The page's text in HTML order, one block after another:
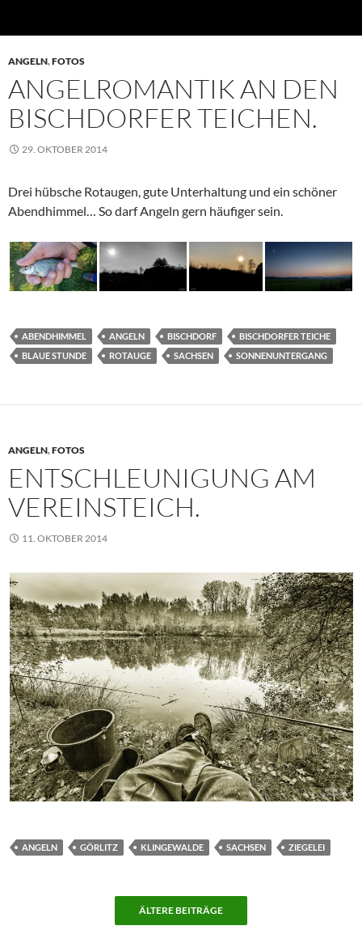
ANGELN,FOTOS
ANGELROMANTIK AN DEN
BISCHDORFER TEICHEN.
29. OKTOBER 2014
Drei hübsche Rotaugen, gute Unterhaltung und ein schöner
Abendhimmel… So darf Angeln gern häufiger sein.
ABENDHIMMEL ANGELN BISCHDORF
BISCHDORFER TEICHE
BLAUE STUNDE
ROTAUGE SACHSEN SONNENUNTERGANG
ANGELN,FOTOS
ENTSCHLEUNIGUNG AM
VEREINSTEICH.
11. OKTOBER 2014
ANGELN GÖRLITZ KLINGEWALDE SACHSEN ZIEGELEI
ÄLTERE BEITRÄGE